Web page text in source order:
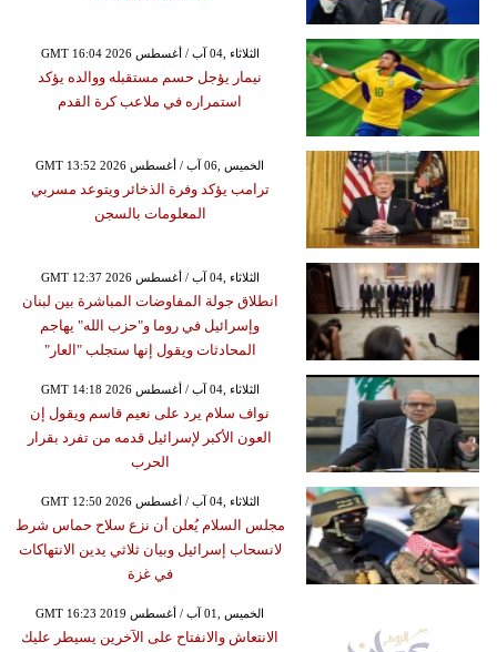
GMT 16:04 2026 الثلاثاء ,04 آب / أغسطس
نيمار يؤجل حسم مستقبله ووالده يؤكد
استمراره في ملاعب كرة القدم
GMT 13:52 2026 الخميس ,06 آب / أغسطس
ترامب يؤكد وفرة الذخائر ويتوعد مسربي
المعلومات بالسجن
GMT 12:37 2026 الثلاثاء ,04 آب / أغسطس
انطلاق جولة المفاوضات المباشرة بين لبنان
وإسرائيل في روما و"حزب الله" يهاجم
المحادثات ويقول إنها ستجلب "العار"
GMT 14:18 2026 الثلاثاء ,04 آب / أغسطس
نواف سلام يرد على نعيم قاسم ويقول إن
العون الأكبر لإسرائيل قدمه من تفرد بقرار
الحرب
GMT 12:50 2026 الثلاثاء ,04 آب / أغسطس
مجلس السلام يُعلن أن نزع سلاح حماس شرط
لانسحاب إسرائيل وبيان ثلاثي يدين الانتهاكات
في غزة
GMT 16:23 2019 الخميس ,01 آب / أغسطس
الانتعاش والانفتاح على الآخرين يسيطر عليك